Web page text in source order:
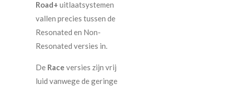
Road+ uitlaatsystemen
vallen precies tussen de
Resonated en Non-
Resonated versies in.
De Race versies zijn vrij
luid vanwege de geringe